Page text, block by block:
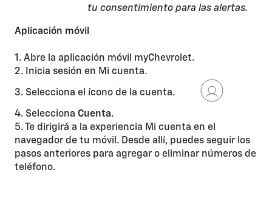
tu consentimiento para las alertas.
Aplicación móvil
1. Abre la aplicación móvil myChevrolet.
2. Inicia sesión en Mi cuenta.
3. Selecciona el ícono de la cuenta.
4. Selecciona Cuenta.
5. Te dirigirá a la experiencia Mi cuenta en el
navegador de tu móvil. Desde allí, puedes seguir los
pasos anteriores para agregar o eliminar números de
teléfono.